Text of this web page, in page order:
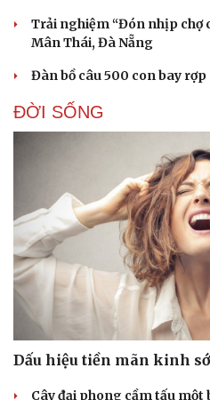
Du lịch
Tư vấn
Săn Tour
Trải nghiệm “Đón nhịp chợ
Mân Thái, Đà Nẵng
Đàn bồ câu 500 con bay
ĐỜI SỐNG
Dấu hiệu tiền mãn kinh
Cây đại phong cầm tấu một